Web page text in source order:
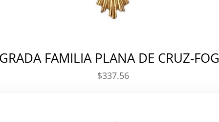
FAMILIA PLANA DE CRUZ-
$337.56